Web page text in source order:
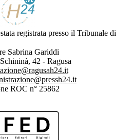
registrata presso il Tribunale di
Sabrina Gariddi
42 - Ragusa
ROC n° 25862